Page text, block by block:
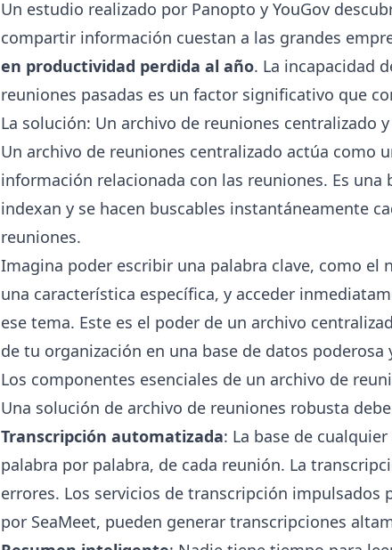
Un estudio realizado por Panopto y YouGov
compartir información cuestan a las grandes
en productividad perdida al año. La incapacidad
reuniones pasadas es un factor significativo que
La solución: Un archivo de reuniones centralizado
Un archivo de reuniones centralizado actúa como
información relacionada con las reuniones. Es una
indexan y se hacen buscables instantáneamente
reuniones.
Imagina poder escribir una palabra clave, como
una característica específica, y acceder
ese tema. Este es el poder de un archivo
de tu organización en una base de datos poderosa
Los componentes esenciales de un archivo de
Una solución de archivo de reuniones robusta
Transcripción automatizada: La base de
palabra por palabra, de cada reunión. La
errores. Los servicios de transcripción
por SeaMeet, pueden generar transcripciones